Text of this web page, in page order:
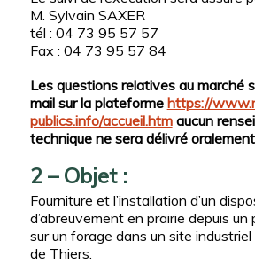
M. Sylvain SAXER
tél : 04 73 95 57 57
Fax : 04 73 95 57 84
Les questions relatives au marché
mail sur la plateforme https://
publics.info/accueil.htmaucun
technique ne sera délivré
2 – Objet :
Fourniture et l’installation d’un
d’abreuvement en prairie depuis
sur un forage dans un site industriel
de Thiers.